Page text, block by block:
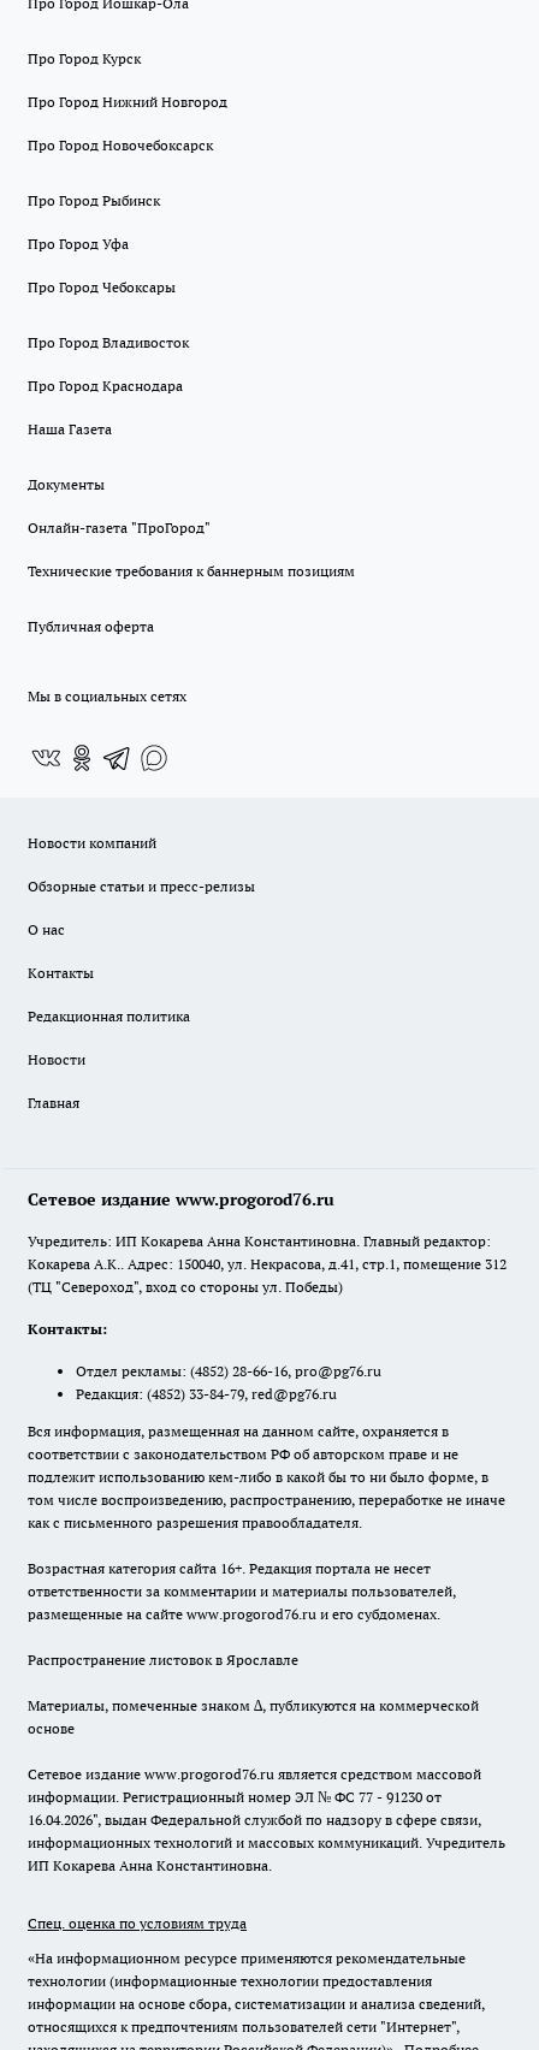
Про Город Курск
Про Город Нижний Новгород
Про Город Новочебоксарск
Про Город Рыбинск
Про Город Уфа
Про Город Чебоксары
Про Город Владивосток
Про Город Краснодара
Наша Газета
Документы
Онлайн-газета "ПроГород"
Технические требования к баннерным позициям
Публичная оферта
Мы в социальных сетях
Новости компаний
Обзорные статьи и пресс-релизы
О нас
Контакты
Редакционная политика
Новости
Главная
Сетевое издание www.progorod76.ru
Учредитель: ИП Кокарева Анна Константиновна. Главный редактор:
Кокарева А.К.. Адрес: 150040, ул. Некрасова, д.41, стр.1, помещение 312
(ТЦ "Североход", вход со стороны ул. Победы)
Контакты:
Отдел рекламы: (4852) 28-66-16, pro@pg76.ru
Редакция: (4852) 33-84-79, red@pg76.ru
Вся информация, размещенная на данном сайте, охраняется в
соответствии с законодательством РФ об авторском праве и не
подлежит использованию кем-либо в какой бы то ни было форме, в
том числе воспроизведению, распространению, переработке не иначе
как с письменного разрешения правообладателя.
Возрастная категория сайта 16+. Редакция портала не несет
ответственности за комментарии и материалы пользователей,
размещенные на сайте www.progorod76.ru и его субдоменах.
Распространение листовок в Ярославле
Материалы, помеченные знаком ∆, публикуются на коммерческой
основе
Сетевое издание www.progorod76.ru является средством массовой
информации. Регистрационный номер ЭЛ № ФС 77 - 91230 от
16.04.2026", выдан Федеральной службой по надзору в сфере связи,
информационных технологий и массовых коммуникаций. Учредитель
ИП Кокарева Анна Константиновна.
Спец. оценка по условиям труда
«На информационном ресурсе применяются рекомендательные
технологии (информационные технологии предоставления
информации на основе сбора, систематизации и анализа сведений,
относящихся к предпочтениям пользователей сети "Интернет",